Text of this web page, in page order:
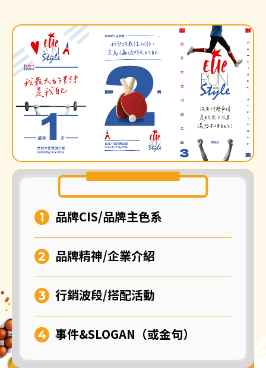
品牌CIS/品牌主色系
品牌精神/企業介紹
行銷波段/搭配活動
事件&SLOGAN（或金句）